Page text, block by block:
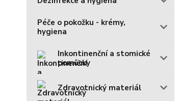
Péče o pokožku - krémy,
hygiena
Inkontinenční a stomické
pomůcky
Zdravotnický materiál